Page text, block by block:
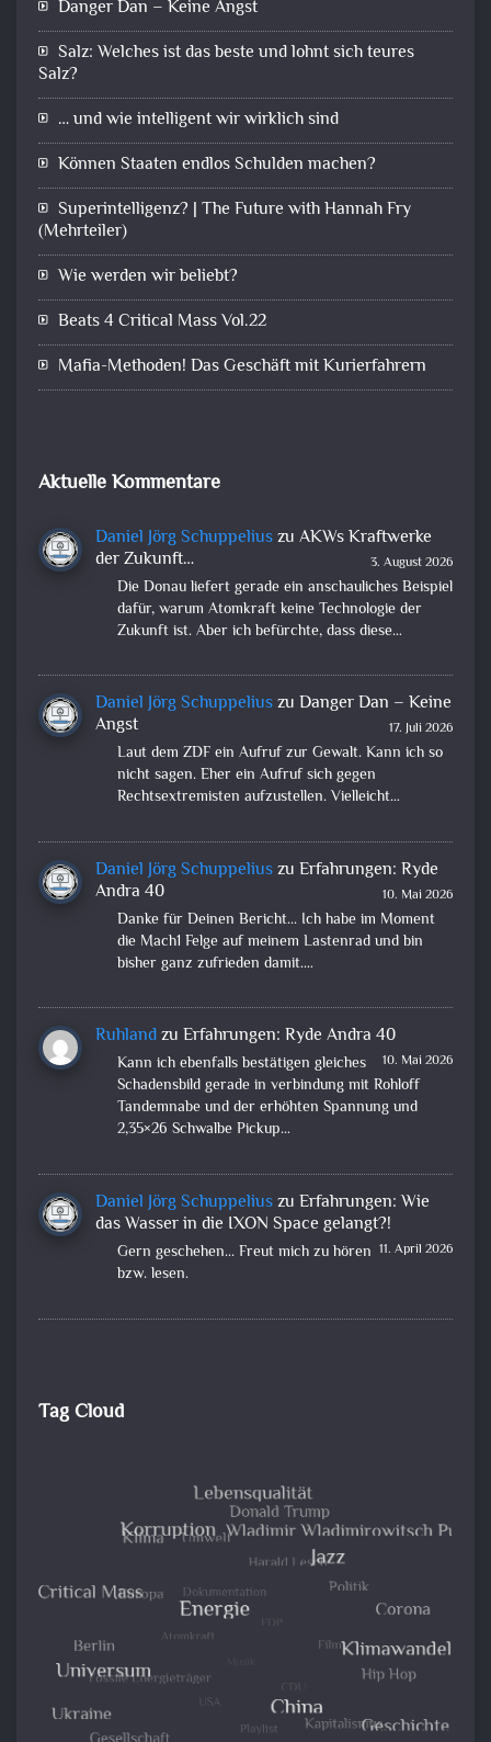
Danger Dan – Keine Angst
Salz: Welches ist das beste und lohnt sich teures
Salz?
… und wie intelligent wir wirklich sind
Können Staaten endlos Schulden machen?
Superintelligenz? | The Future with Hannah Fry
(Mehrteiler)
Wie werden wir beliebt?
Beats 4 Critical Mass Vol.22
Mafia-Methoden! Das Geschäft mit Kurierfahrern
Aktuelle Kommentare
Daniel Jörg Schuppeliuszu AKWs Kraftwerke
der Zukunft…
3. August 2026
Die Donau liefert gerade ein anschauliches Beispiel
dafür, warum Atomkraft keine Technologie der
Zukunft ist. Aber ich befürchte, dass diese…
Daniel Jörg Schuppeliuszu Danger Dan – Keine
Angst
17. Juli 2026
Laut dem ZDF ein Aufruf zur Gewalt. Kann ich so
nicht sagen. Eher ein Aufruf sich gegen
Rechtsextremisten aufzustellen. Vielleicht…
Daniel Jörg Schuppeliuszu Erfahrungen: Ryde
Andra 40
10. Mai 2026
Danke für Deinen Bericht... Ich habe im Moment
die Mach1 Felge auf meinem Lastenrad und bin
bisher ganz zufrieden damit.…
Ruhlandzu Erfahrungen: Ryde Andra 40
10. Mai 2026
Kann ich ebenfalls bestätigen gleiches
Schadensbild gerade in verbindung mit Rohloff
Tandemnabe und der erhöhten Spannung und
2,35×26 Schwalbe Pickup…
Daniel Jörg Schuppeliuszu Erfahrungen: Wie
das Wasser in die IXON Space gelangt?!
11. April 2026
Gern geschehen... Freut mich zu hören
bzw. lesen.
Tag Cloud